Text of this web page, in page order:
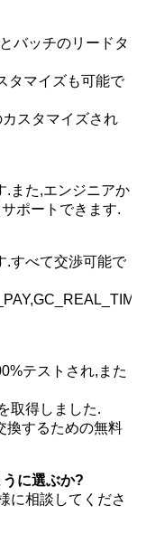
バッチのリードタ
タマイズも可能で
スタマイズされ
.また,エンジニアか
ポートできます.
.すべて交渉可能で
テストされ,また
取得しました.
換するための無料
に選ぶか?
に相談してくださ